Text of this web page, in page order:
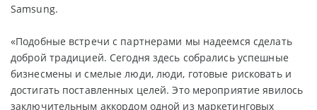
Samsung.
«Подобные встречи с партнерами мы надеемся сделать
доброй традицией. Сегодня здесь собрались успешные
бизнесмены и смелые люди, люди, готовые рисковать и
достигать поставленных целей. Это мероприятие явилось
заключительным аккордом одной из маркетинговых